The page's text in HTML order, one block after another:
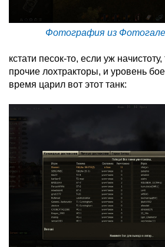
Фотография из
кстати песок-то, если уж
прочие лохтракторы, и уровень
время царил вот этот танк: